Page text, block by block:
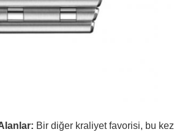
Bir diğer kraliyet favorisi, bu